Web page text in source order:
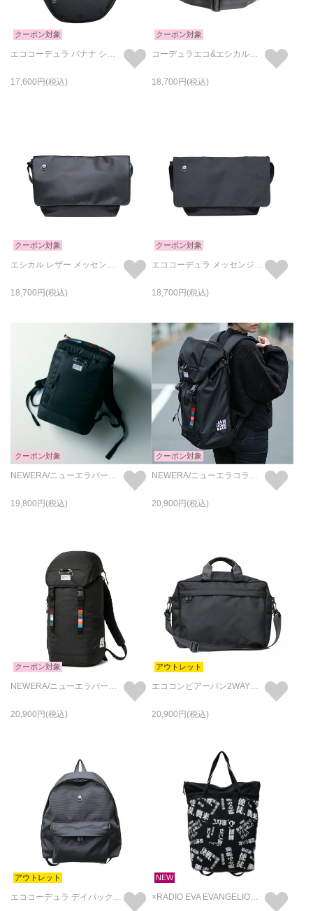
クーポン対象
エココーデュラ バナナ ショルダー ボディバッグ Mサイズ オリジナル/日本製
17,600
クーポン対象
コーデュラエコ&エシカルレザーアーバンミニショルダーバッグ/日本製
18,700
クーポン対象
エシカル レザー メッセンジャー & ショルダーバッグ オリジナル/日本製
18,700
クーポン対象
エココーデュラ メッセンジャー ショルダーバッグ オリジナル/日本製
18,700
クーポン対象
NEWERA/ニューエラバースカラーボックスパック ミディアム 25L/リュック・バッグ
19,800
クーポン対象
NEWERA/ニューエラコラボリュックサックバックパック35L-レディース-/リュック
20,900
クーポン対象
NEWERA/ニューエラバースカラーラックサック35L/リュック-バックパック
20,900
アウトレット
エココンビアーバン2WAYブリーフバック 25L
20,900
アウトレット
エココーデュラ デイパック バックパック 25L
NEW
×RADIO EVA EVANGELION サブタイトル カモ柄 4NK トート&バックパック・リュック "4NK experiment back bag Series #zwei"